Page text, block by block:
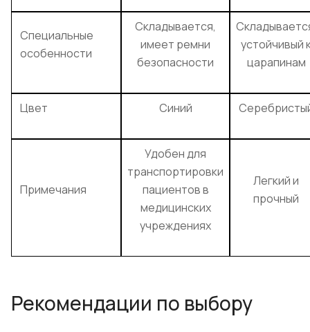
Специальные
особенности
Складывается,
имеет ремни
безопасности
устойчивый
царапинам
Цвет Синий
Примечания
Удобен для
транспортировки
пациентов в
медицинских
учреждениях
Легкий и
прочный
Рекомендации по выбору